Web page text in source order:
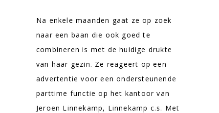
Na enkele maanden gaat ze op zoek
naar een baan die ook goed te
combineren is met de huidige drukte
van haar gezin. Ze reageert op een
advertentie voor een ondersteunende
parttime functie op het kantoor van
Jeroen Linnekamp, Linnekamp c.s. Met